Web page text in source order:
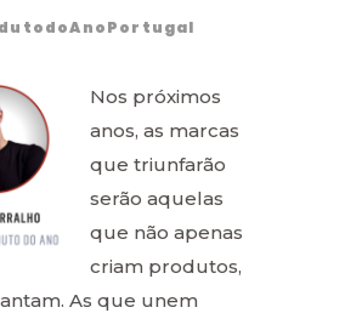
Nos próximos
anos, as marcas
que triunfarão
serão aquelas
que não apenas
criam produtos,
As que unem